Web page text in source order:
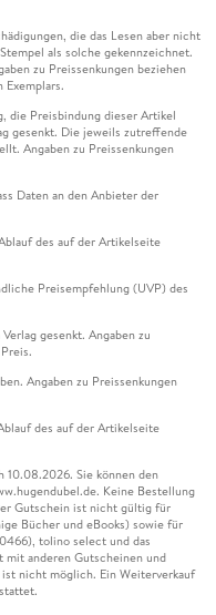
die das Lesen aber nicht
als solche gekennzeichnet.
zu Preissenkungen beziehen
die Preisbindung dieser Artikel
gesenkt. Die jeweils zutreffende
Angaben zu Preissenkungen
Daten an den Anbieter der
des auf der Artikelseite
Preisempfehlung (UVP) des
gesenkt. Angaben zu
Angaben zu Preissenkungen
des auf der Artikelseite
10.08.2026. Sie können den
Keine Bestellung
Gutschein ist nicht gültig für
Bücher und eBooks) sowie für
tolino select und das
anderen Gutscheinen und
ist nicht möglich. Ein Weiterverkauf